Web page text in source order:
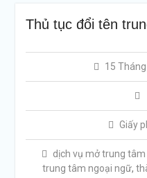
Thủ tục đổi tên
15
Giấy
dịch vụ mở trung
trung tâm ngoại ngữ,